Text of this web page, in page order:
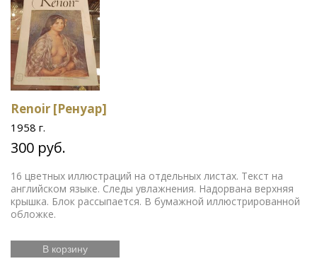
Renoir [Ренуар]
1958 г.
300 руб.
16 цветных иллюстраций на отдельных листах. Текст на
английском языке. Следы увлажнения. Надорвана верхняя
крышка. Блок рассыпается. В бумажной иллюстрированной
обложке.
В корзину